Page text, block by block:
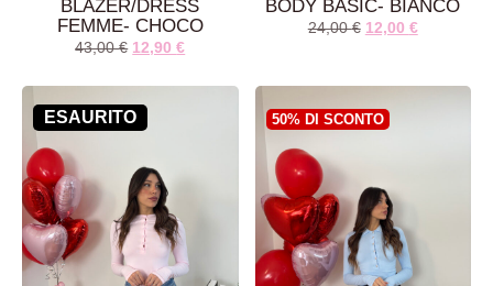
BLAZER/DRESS
FEMME- CHOCO
43,00€ 12,90€
BODY BASIC- BIANCO
24,00€ 12,00 €
ESAURITO 50% DI SCONTO